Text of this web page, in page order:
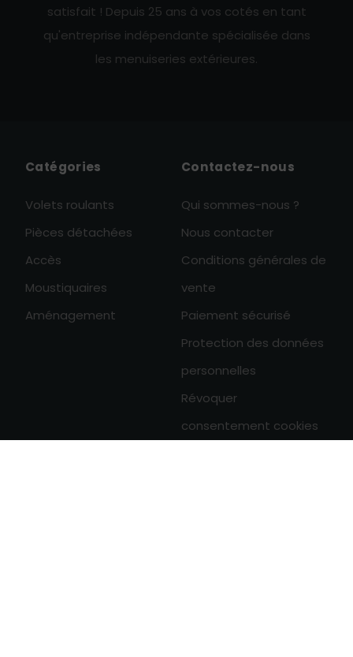
satisfait ! Depuis 25 ans à vos cotés en tant
qu'entreprise indépendante spécialisée dans
les menuiseries extérieures.
Catégories
Volets roulants
Pièces détachées
Accès
Moustiquaires
Aménagement
Contactez-nous
Qui sommes-nous ?
Nous contacter
Conditions générales de
vente
Paiement sécurisé
Protection des données
personnelles
Révoquer
consentement cookies